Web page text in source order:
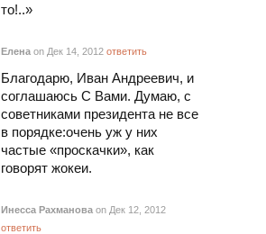
то!..»
Елена on Дек 14, 2012 ответить
Благодарю, Иван Андреевич, и
соглашаюсь С Вами. Думаю, с
советниками президента не все
в порядке:очень уж у них
частые «проскачки», как
говорят жокеи.
Инесса Рахманова on Дек 12, 2012
ответить